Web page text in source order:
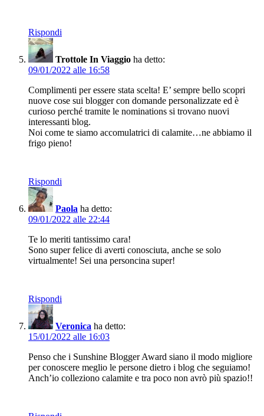
Rispondi
Trottole In Viaggio ha detto:
09/01/2022 alle 16:58
Complimenti per essere stata scelta! E’ sempre bello scopri
nuove cose sui blogger con domande personalizzate ed è
curioso perché tramite le nominations si trovano nuovi
interessanti blog.
Noi come te siamo accomulatrici di calamite…ne abbiamo il
frigo pieno!
Rispondi
Paola ha detto:
09/01/2022 alle 22:44
Te lo meriti tantissimo cara!
Sono super felice di averti conosciuta, anche se solo
virtualmente! Sei una personcina super!
Rispondi
Veronica ha detto:
15/01/2022 alle 16:03
Penso che i Sunshine Blogger Award siano il modo migliore
per conoscere meglio le persone dietro i blog che seguiamo!
Anch’io colleziono calamite e tra poco non avrò più spazio!!